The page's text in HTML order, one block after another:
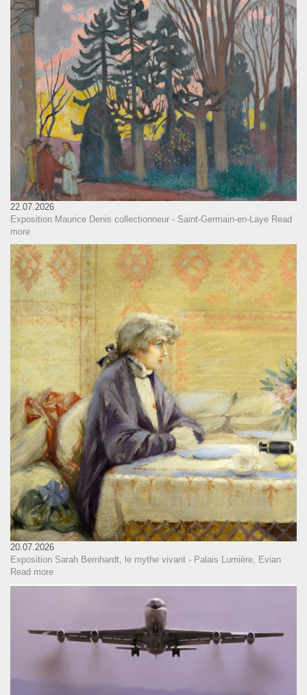
22.07.2026
Exposition Maurice Denis collectionneur - Saint-Germain-en-Laye Read
more
20.07.2026
Exposition Sarah Bernhardt, le mythe vivant - Palais Lumière, Evian
Read more